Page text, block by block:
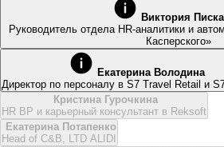
Виктория
Руководитель отдела HR-аналитики и
Касперского»
Екатерина Володина
Директор по персоналу в S7 Travel Retail и
Кристина Гурочкина
HR BP и карьерный консультант в Reksoft
Екатерина Потапенко
Head of C&B, LTD ALIDI